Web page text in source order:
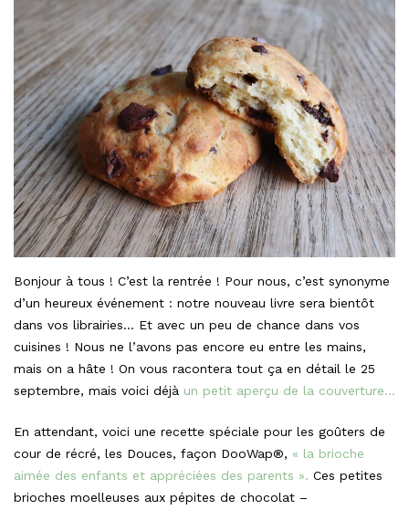
Bonjour à tous ! C’est la rentrée ! Pour nous, c’est synonyme
d’un heureux événement : notre nouveau livre sera bientôt
dans vos librairies… Et avec un peu de chance dans vos
cuisines ! Nous ne l’avons pas encore eu entre les mains,
mais on a hâte ! On vous racontera tout ça en détail le 25
septembre, mais voici déjà un petit aperçu de la couverture…
En attendant, voici une recette spéciale pour les goûters de
cour de récré, les Douces, façon DooWap®, « la brioche
aimée des enfants et appréciées des parents ». Ces petites
brioches moelleuses aux pépites de chocolat –